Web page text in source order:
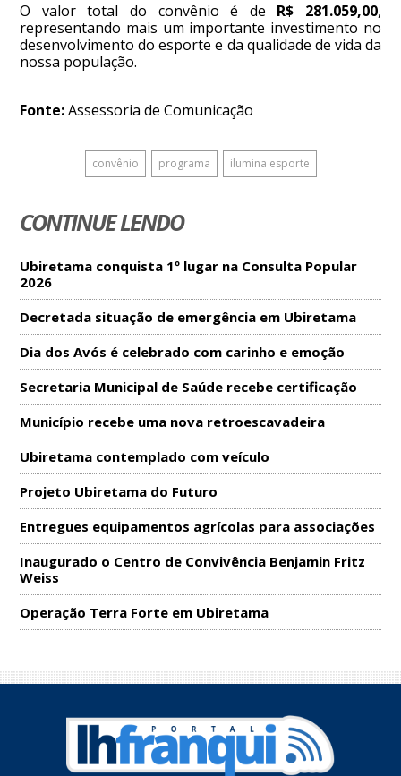
O valor total do convênio é de R$ 281.059,00,
representando mais um importante investimento no
desenvolvimento do esporte e da qualidade de vida da
nossa população.
Fonte:Assessoria de Comunicação
convênio programa ilumina esporte
CONTINUE LENDO
Ubiretama conquista 1º lugar na Consulta Popular
2026
Decretada situação de emergência em Ubiretama
Dia dos Avós é celebrado com carinho e emoção
Secretaria Municipal de Saúde recebe certificação
Município recebe uma nova retroescavadeira
Ubiretama contemplado com veículo
Projeto Ubiretama do Futuro
Entregues equipamentos agrícolas para associações
Inaugurado o Centro de Convivência Benjamin Fritz
Weiss
Operação Terra Forte em Ubiretama